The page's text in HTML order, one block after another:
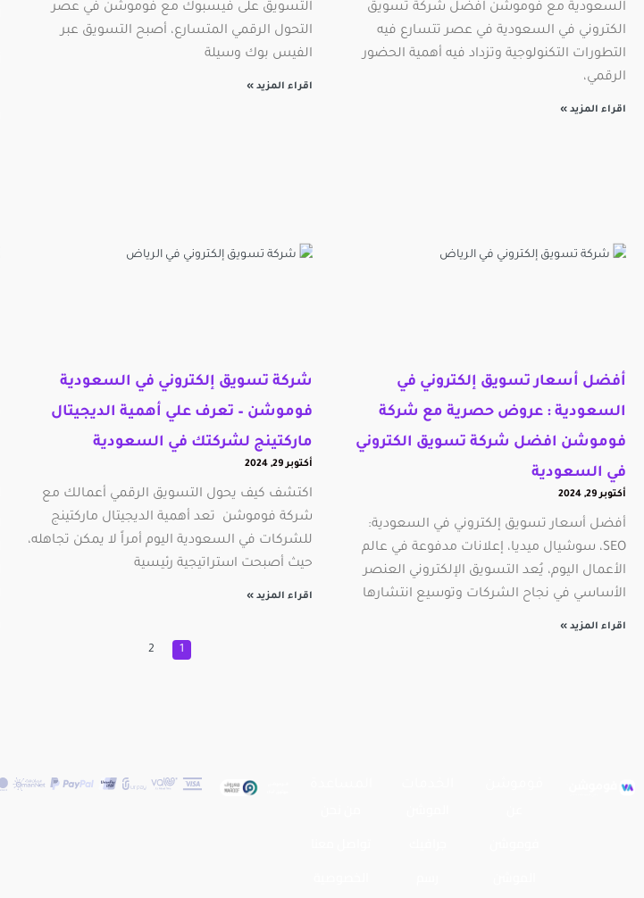
السعودية مع فوموشن افضل شركة تسويق
الكتروني في السعودية في عصر تتسارع فيه
التطورات التكنولوجية وتزداد فيه أهمية الحضور
الرقمي،
اقراء المزيد »
التسويق على فيسبوك مع فوموشن في عصر
التحول الرقمي المتسارع، أصبح التسويق عبر
الفيس بوك وسيلة
اقراء المزيد »
أفضل أسعار تسويق إلكتروني في
السعودية : عروض حصرية مع شركة
فوموشن افضل شركة تسويق الكتروني
في السعودية
أكتوبر 29, 2024
أفضل أسعار تسويق إلكتروني في السعودية:
SEO، سوشيال ميديا، إعلانات مدفوعة في عالم
الأعمال اليوم، يُعد التسويق الإلكتروني العنصر
الأساسي في نجاح الشركات وتوسيع انتشارها
اقراء المزيد »
شركة تسويق إلكتروني في السعودية
فوموشن – تعرف علي أهمية الديجيتال
ماركتينج لشركتك في السعودية
أكتوبر 29, 2024
اكتشف كيف يحول التسويق الرقمي أعمالك مع
شركة فوموشن تعد أهمية الديجيتال ماركتينج
للشركات في السعودية اليوم أمراً لا يمكن تجاهله،
حيث أصبحت استراتيجية رئيسية
اقراء المزيد »
1
2